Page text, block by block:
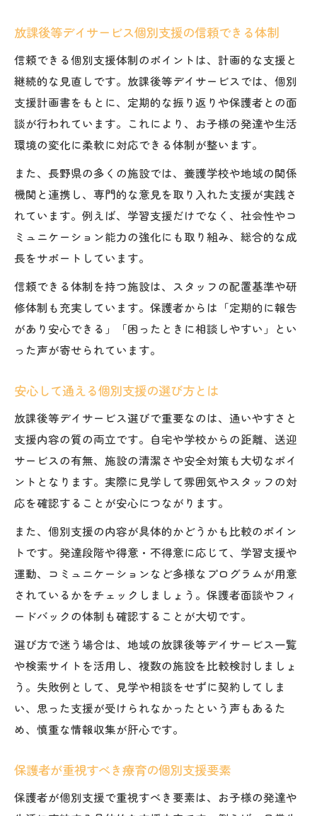
放課後等デイサービス個別支援の信頼できる体制
信頼できる個別支援体制のポイントは、計画的な支援と
継続的な見直しです。放課後等デイサービスでは、個別
支援計画書をもとに、定期的な振り返りや保護者との面
談が行われています。これにより、お子様の発達や生活
環境の変化に柔軟に対応できる体制が整います。
また、長野県の多くの施設では、養護学校や地域の関係
機関と連携し、専門的な意見を取り入れた支援が実践さ
れています。例えば、学習支援だけでなく、社会性やコ
ミュニケーション能力の強化にも取り組み、総合的な成
長をサポートしています。
信頼できる体制を持つ施設は、スタッフの配置基準や研
修体制も充実しています。保護者からは「定期的に報告
があり安心できる」「困ったときに相談しやすい」とい
った声が寄せられています。
安心して通える個別支援の選び方とは
放課後等デイサービス選びで重要なのは、通いやすさと
支援内容の質の両立です。自宅や学校からの距離、送迎
サービスの有無、施設の清潔さや安全対策も大切なポイ
ントとなります。実際に見学して雰囲気やスタッフの対
応を確認することが安心につながります。
また、個別支援の内容が具体的かどうかも比較のポイン
トです。発達段階や得意・不得意に応じて、学習支援や
運動、コミュニケーションなど多様なプログラムが用意
されているかをチェックしましょう。保護者面談やフィ
ードバックの体制も確認することが大切です。
選び方で迷う場合は、地域の放課後等デイサービス一覧
や検索サイトを活用し、複数の施設を比較検討しましょ
う。失敗例として、見学や相談をせずに契約してしま
い、思った支援が受けられなかったという声もあるた
め、慎重な情報収集が肝心です。
保護者が重視すべき療育の個別支援要素
保護者が個別支援で重視すべき要素は、お子様の発達や